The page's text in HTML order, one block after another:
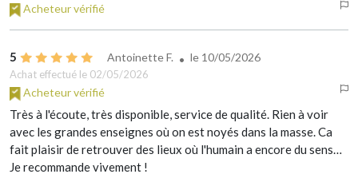
Acheteur vérifié
5 Antoinette F. le 10/05/2026
Achat effectué le 02/05/2026
Acheteur vérifié
Très à l'écoute, très disponible, service de qualité. Rien à voir
avec les grandes enseignes où on est noyés dans la masse. Ca
fait plaisir de retrouver des lieux où l'humain a encore du sens…
Je recommande vivement !